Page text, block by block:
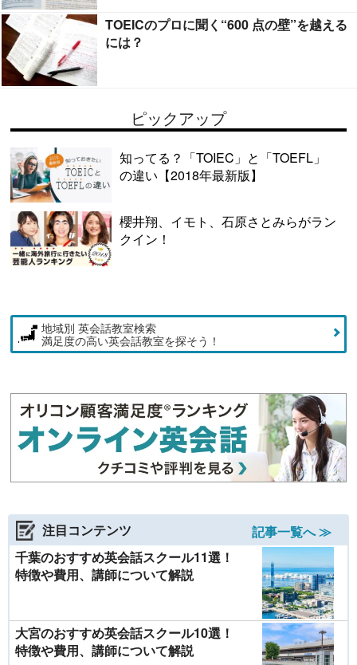
TOEICのプロに聞く“600 点の壁”を越える
には？
ピックアップ
知ってる？「TOIEC」と「TOEFL」
の違い【2018年最新版】
櫻井翔、イモト、石原さとみらがラン
クイン！
地域別 英会話教室検索
満足度の高い英会話教室を探そう！
注目コンテンツ
記事一覧へ ≫
千葉のおすすめ英会話スクール11選！
特徴や費用、講師について解説
大宮のおすすめ英会話スクール10選！
特徴や費用、講師について解説